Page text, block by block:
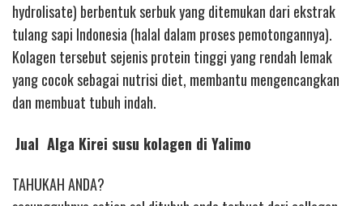
hydrolisate) berbentuk serbuk yang ditemukan dari ekstrak
tulang sapi Indonesia (halal dalam proses pemotongannya).
Kolagen tersebut sejenis protein tinggi yang rendah lemak
yang cocok sebagai nutrisi diet, membantu mengencangkan
dan membuat tubuh indah.
Jual Alga Kirei susu kolagen di Yalimo
TAHUKAH ANDA?